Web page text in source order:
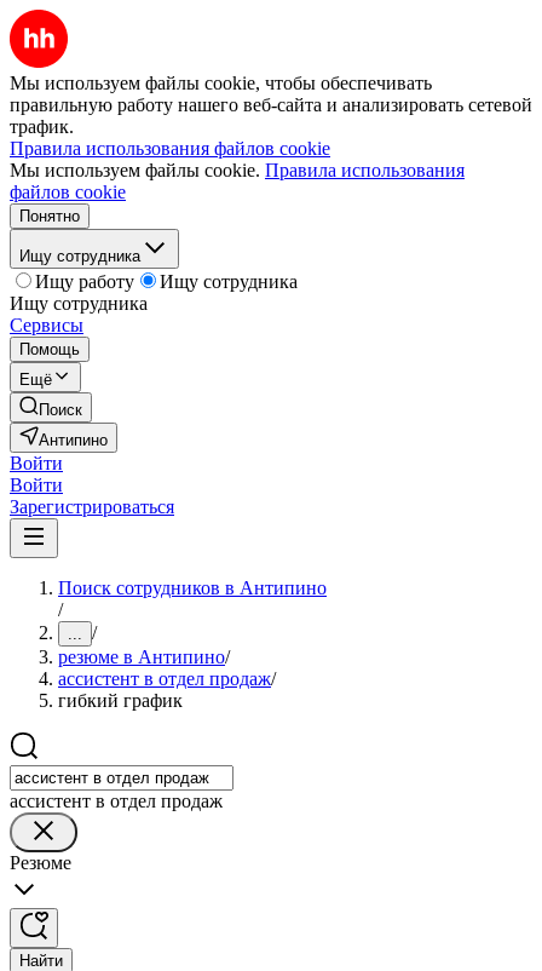
Мы используем файлы cookie, чтобы обеспечивать
правильную работу нашего веб-сайта и анализировать сетевой
трафик.
Правила использования файлов cookie
Мы используем файлы cookie. Правила использования
файлов cookie
Понятно
Ищу сотрудника
Ищу работу
Ищу сотрудника
Ищу сотрудника
Сервисы
Помощь
Ещё
Поиск
Антипино
Войти
Войти
Зарегистрироваться
Поиск сотрудников в Антипино
/
... /
резюме в Антипино/
ассистент в отдел продаж/
гибкий график
ассистент в отдел продаж
Резюме
Найти